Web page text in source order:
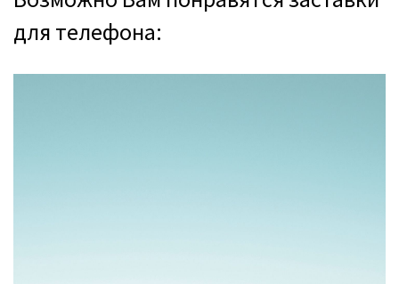
для телефона: